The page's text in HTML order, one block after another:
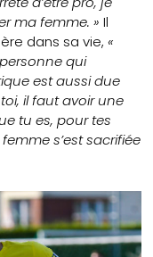
ma femme. » Il
dans sa vie,«
qui
est aussi due
il faut avoir une
tu es, pour tes
s’est sacrifiée